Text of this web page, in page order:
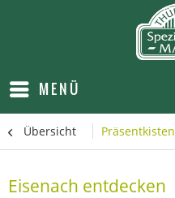
MENÜ
Übersicht Präsentkisten
Eisenach entdecken